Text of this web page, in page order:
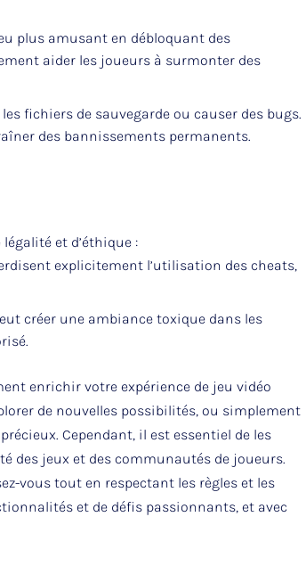
plus amusant en débloquant des
aider les joueurs à surmonter des
fichiers de sauvegarde ou causer des bugs.
des bannissements permanents.
et d’éthique :
explicitement l’utilisation des cheats,
créer une ambiance toxique dans les
enrichir votre expérience de jeu vidéo
de nouvelles possibilités, ou simplement
Cependant, il est essentiel de les
des jeux et des communautés de joueurs.
vous tout en respectant les règles et les
et de défis passionnants, et avec